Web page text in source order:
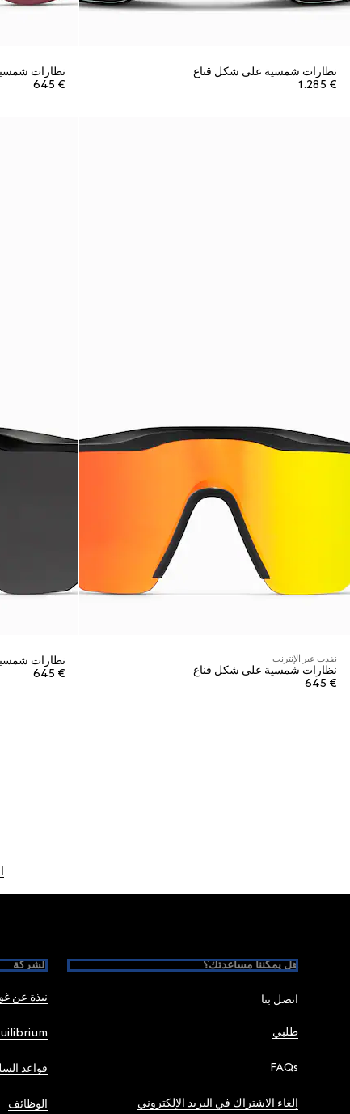
نظارات شمسية على شكل قناع
€ 1.285
نظارات
€ 645
نفدت عبر الإنترنت
نظارات شمسية على شكل قناع
€ 645
نظارات
€ 645
هل يمكننا مساعدتك؟
اتصل بنا
طلبي
FAQs
إلغاء الاشتراك في البريد الإلكتروني
الشركة
نبذة عن
قواعد
الوظائف